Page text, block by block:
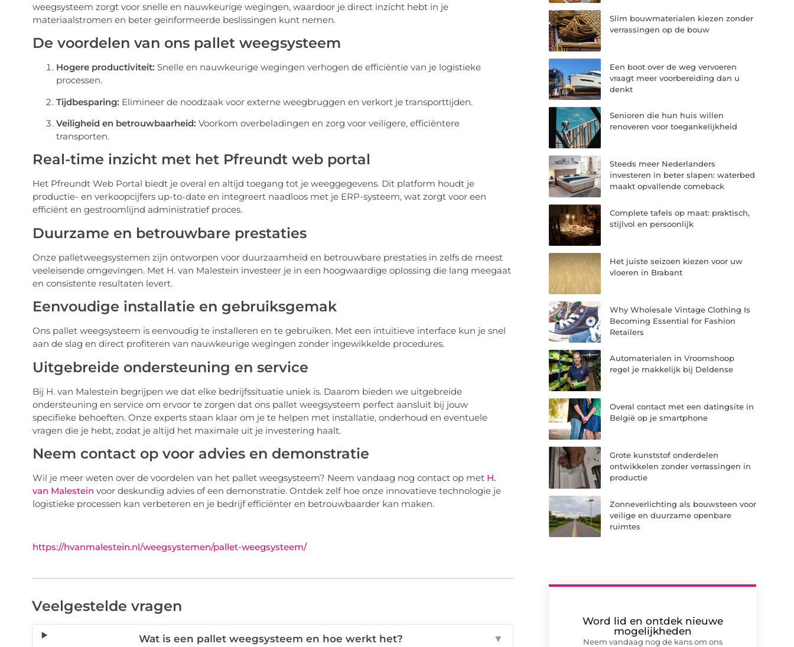
weegsysteem zorgt voor snelle en nauwkeurige wegingen, waardoor je direct inzicht hebt in je
materiaalstromen en beter geïnformeerde beslissingen kunt nemen.
De voordelen van ons pallet weegsysteem
Hogere productiviteit: Snelle en nauwkeurige wegingen verhogen de efficiëntie van je logistieke
processen.
Tijdbesparing: Elimineer de noodzaak voor externe weegbruggen en verkort je transporttijden.
Veiligheid en betrouwbaarheid: Voorkom overbeladingen en zorg voor veiligere, efficiëntere
transporten.
Real-time inzicht met het Pfreundt web portal
Het Pfreundt Web Portal biedt je overal en altijd toegang tot je weeggegevens. Dit platform houdt je
productie- en verkoopcijfers up-to-date en integreert naadloos met je ERP-systeem, wat zorgt voor een
efficiënt en gestroomlijnd administratief proces.
Duurzame en betrouwbare prestaties
Onze palletweegsystemen zijn ontworpen voor duurzaamheid en betrouwbare prestaties in zelfs de meest
veeleisende omgevingen. Met H. van Malestein investeer je in een hoogwaardige oplossing die lang meegaat
en consistente resultaten levert.
Eenvoudige installatie en gebruiksgemak
Ons pallet weegsysteem is eenvoudig te installeren en te gebruiken. Met een intuïtieve interface kun je snel
aan de slag en direct profiteren van nauwkeurige wegingen zonder ingewikkelde procedures.
Uitgebreide ondersteuning en service
Bij H. van Malestein begrijpen we dat elke bedrijfssituatie uniek is. Daarom bieden we uitgebreide
ondersteuning en service om ervoor te zorgen dat ons pallet weegsysteem perfect aansluit bij jouw
specifieke behoeften. Onze experts staan klaar om je te helpen met installatie, onderhoud en eventuele
vragen die je hebt, zodat je altijd het maximale uit je investering haalt.
Neem contact op voor advies en demonstratie
Wil je meer weten over de voordelen van het pallet weegsysteem? Neem vandaag nog contact op met H.
van Malestein voor deskundig advies of een demonstratie. Ontdek zelf hoe onze innovatieve technologie je
logistieke processen kan verbeteren en je bedrijf efficiënter en betrouwbaarder kan maken.
https://hvanmalestein.nl/weegsystemen/pallet-weegsysteem/
Veelgestelde vragen
Wat is een pallet weegsysteem en hoe werkt het? ▼
Slim bouwmaterialen kiezen zonder
verrassingen op de bouw
Een boot over de weg vervoeren
vraagt meer voorbereiding dan u
denkt
Senioren die hun huis willen
renoveren voor toegankelijkheid
Steeds meer Nederlanders
investeren in beter slapen: waterbed
maakt opvallende comeback
Complete tafels op maat: praktisch,
stijlvol en persoonlijk
Het juiste seizoen kiezen voor uw
vloeren in Brabant
Why Wholesale Vintage Clothing Is
Becoming Essential for Fashion
Retailers
Automaterialen in Vroomshoop
regel je makkelijk bij Deldense
Overal contact met een datingsite in
België op je smartphone
Grote kunststof onderdelen
ontwikkelen zonder verrassingen in
productie
Zonneverlichting als bouwsteen voor
veilige en duurzame openbare
ruimtes
Word lid en ontdek nieuwe
mogelijkheden
Neem vandaag nog de kans om ons